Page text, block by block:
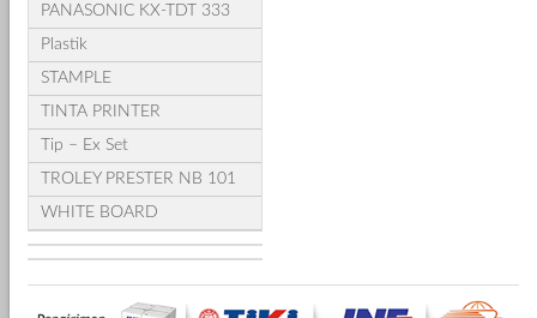
PANASONIC KX-TDT 333
Plastik
STAMPLE
TINTA PRINTER
Tip – Ex Set
TROLEY PRESTER NB 101
WHITE BOARD